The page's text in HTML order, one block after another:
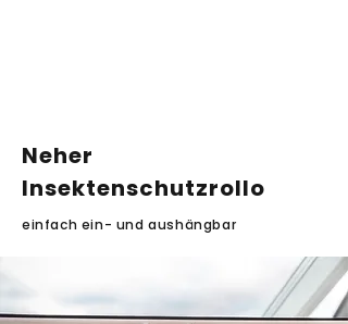
Neher
Insektenschutzrollo
einfach ein- und aushängbar